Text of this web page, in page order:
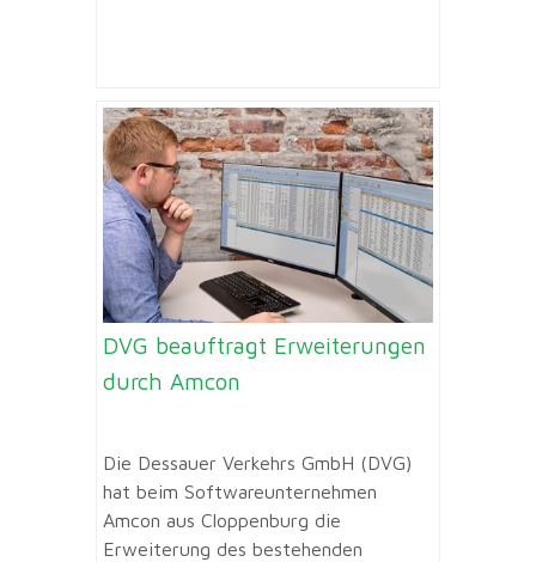
DVG beauftragt Erweiterungen
durch Amcon
Die Dessauer Verkehrs GmbH (DVG)
hat beim Softwareunternehmen
Amcon aus Cloppenburg die
Erweiterung des bestehenden